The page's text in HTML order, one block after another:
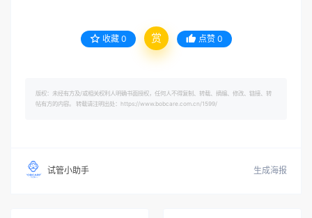
收藏 0 赏 点赞 0
版权：未经有方及/或相关权利人明确书面授权，任何人不得复制、转载、摘编、修改、链接、转
帖有方的内容。 转载请注明出处：https://www.bobcare.com.cn/1599/
试管小助手 生成海报